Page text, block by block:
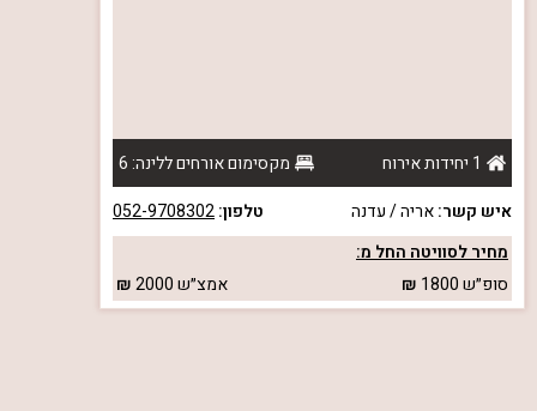
1 יחידות אירוח
מקסימום אורחים ללינה: 6
איש קשר:אריה / עדנה טלפון:052-9708302
מחיר לסוויטה החל מ:
סופ״ש1800 אמצ״ש2000